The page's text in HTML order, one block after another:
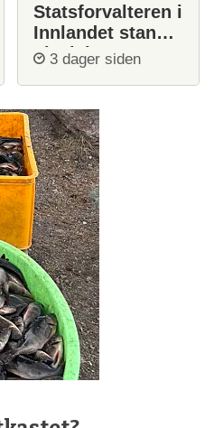
Statsforvalteren i
Innlandet stanser
ulvejakt
3 dager siden